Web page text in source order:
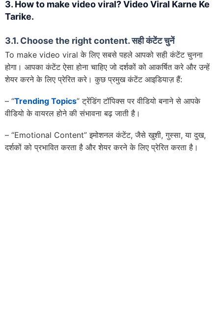
3. How to make video viral? Video Viral Karne Ke
Tarike.
3.1. Choose the right content. सही कंटेंट चुनें
To make video viral के लिए सबसे पहले आपको सही कंटेंट चुनना
होगा। आपका कंटेंट ऐसा होना चाहिए जो दर्शकों को आकर्षित करे और उन्हें
शेयर करने के लिए प्रेरित करे। कुछ प्रमुख कंटेंट आइडियाज़ हैं:
– “Trending Topics” ट्रेंडिंग टॉपिक्स पर वीडियो बनाने से आपके
वीडियो के वायरल होने की संभावना बढ़ जाती है।
– “Emotional Content” इमोशनल कंटेंट, जैसे खुशी, गुस्सा, या दुख,
दर्शकों को प्रभावित करता है और शेयर करने के लिए प्रेरित करता है।